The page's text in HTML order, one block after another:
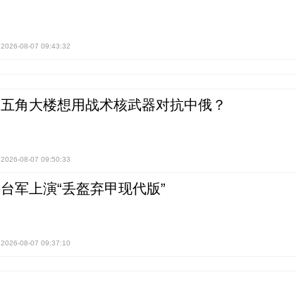
2026-08-07 09:43:32
五角大楼想用战术核武器对抗中俄？
2026-08-07 09:50:33
台军上演“丢盔弃甲现代版”
2026-08-07 09:37:10